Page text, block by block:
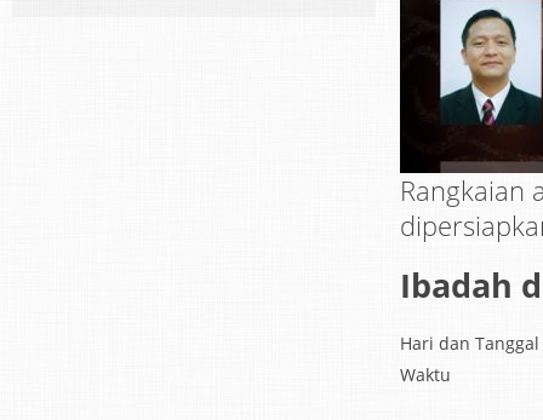
Rangkaian
Ibadah
Hari dan Tanggal
Waktu